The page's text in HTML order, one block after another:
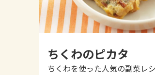
ちくわのピカタ
ちくわを使った人気の副菜レシ